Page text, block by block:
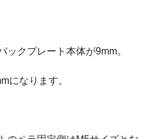
ックプレート本体が9mm。
になります。